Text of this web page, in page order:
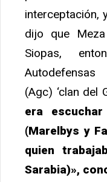
interceptación,
dijo que
Siopas,
Autodefensas
(Agc) ‘clan del
era
(Marelbys y
quien
Sarabia)»,